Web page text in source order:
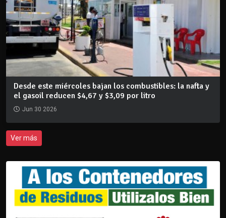
Desde este miércoles bajan los combustibles: la nafta y
el gasoil reducen $4,67 y $3,09 por litro
Jun 30 2026
Ver más